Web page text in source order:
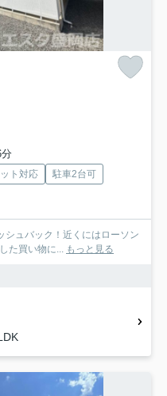
ト対応
駐車2台可
シュバック！近くにはローソン
た買い物に... もっと見る